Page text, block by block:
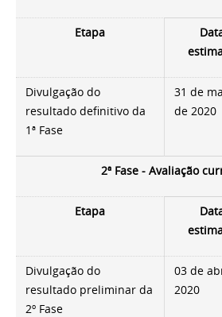
Etapa
Divulgação do
resultado definitivo da
1ª Fase
31 de
de 2020
2ª Fase - Avaliação
Etapa
Divulgação do
resultado preliminar da
2º Fase
03 de
2020